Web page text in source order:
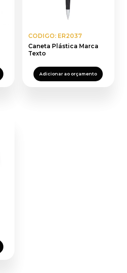
CODIGO: ER2037
Caneta Plástica Marca
Texto
Adicionar ao orçamento